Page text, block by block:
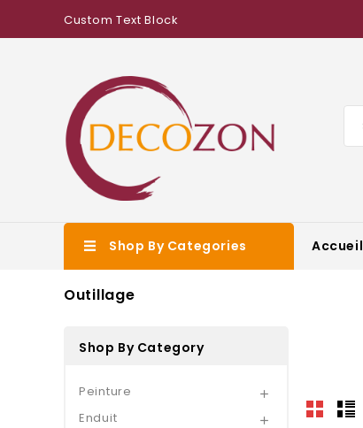
Custom Text Block
Shop By Categories Accueil
Outillage
Shop By Category
Peinture 
Enduit 